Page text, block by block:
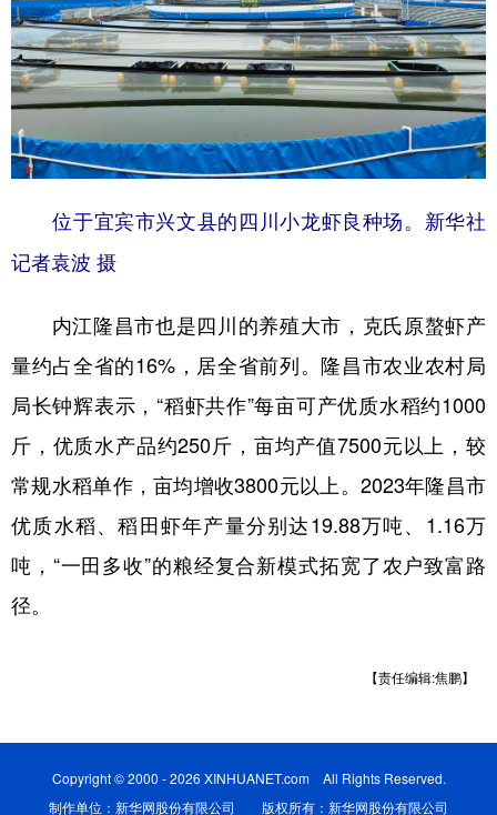
位于宜宾市兴文县的四川小龙虾良种场。新华社
记者袁波 摄
内江隆昌市也是四川的养殖大市，克氏原螯虾产
量约占全省的16%，居全省前列。隆昌市农业农村局
局长钟辉表示，“稻虾共作”每亩可产优质水稻约1000
斤，优质水产品约250斤，亩均产值7500元以上，较
常规水稻单作，亩均增收3800元以上。2023年隆昌市
优质水稻、稻田虾年产量分别达19.88万吨、1.16万
吨，“一田多收”的粮经复合新模式拓宽了农户致富路
径。
【责任编辑:焦鹏】
Copyright © 2000 - 2026 XINHUANET.com All Rights Reserved.
制作单位：新华网股份有限公司 版权所有：新华网股份有限公司